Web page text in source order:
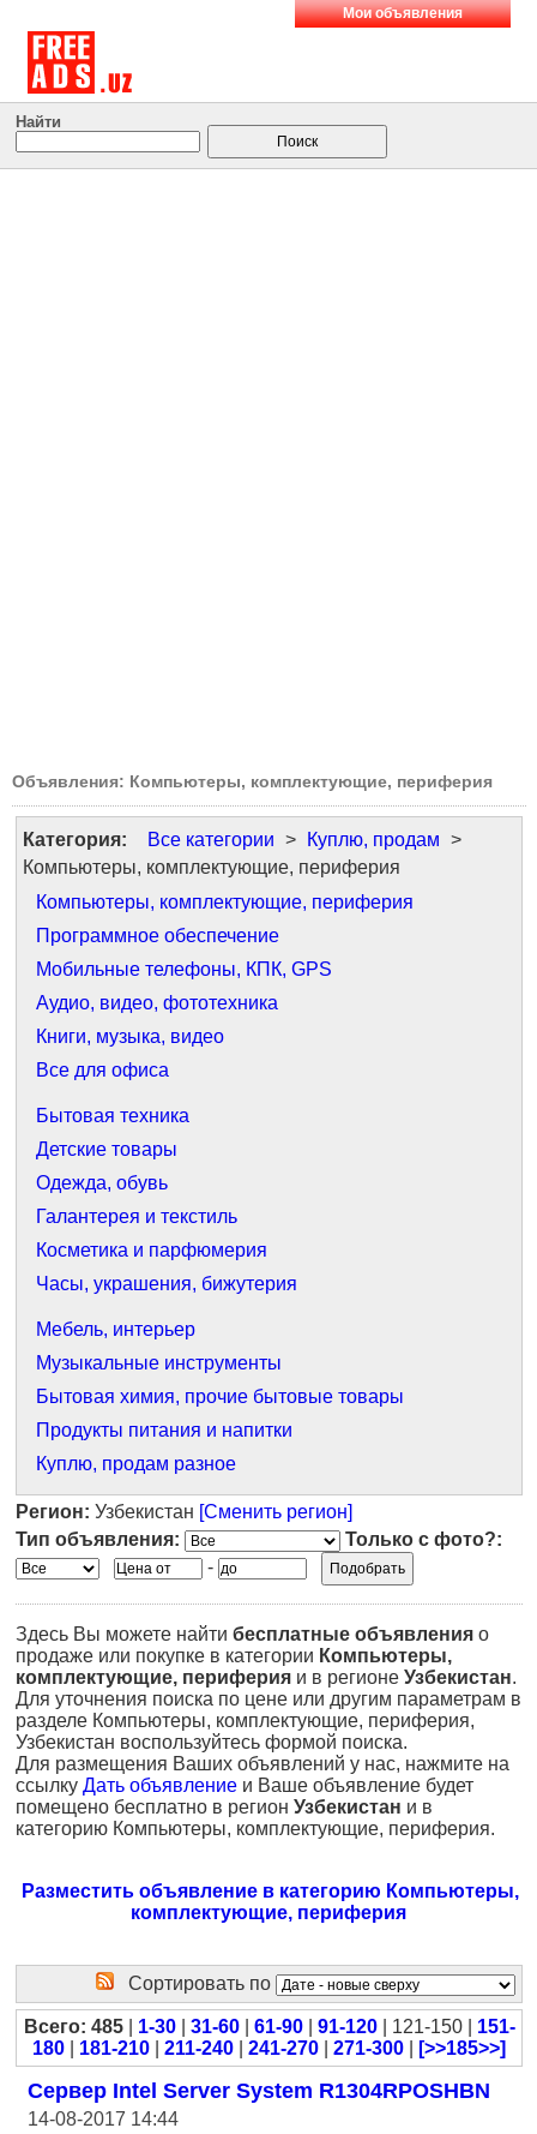
Мои объявления
Найти
Объявления: Компьютеры, комплектующие, периферия
Категория: Все категории > Куплю, продам >
Компьютеры, комплектующие, периферия
Компьютеры, комплектующие, периферия
Программное обеспечение
Мобильные телефоны, КПК, GPS
Аудио, видео, фототехника
Книги, музыка, видео
Все для офиса
Бытовая техника
Детские товары
Одежда, обувь
Галантерея и текстиль
Косметика и парфюмерия
Часы, украшения, бижутерия
Мебель, интерьер
Музыкальные инструменты
Бытовая химия, прочие бытовые товары
Продукты питания и напитки
Куплю, продам разное
Регион: Узбекистан [Сменить регион]
Тип объявления:
Только с фото?:
-
Здесь Вы можете найти бесплатные объявления о
продаже или покупке в категории Компьютеры,
комплектующие, периферия и в регионе Узбекистан.
Для уточнения поиска по цене или другим параметрам в
разделе Компьютеры, комплектующие, периферия,
Узбекистан воспользуйтесь формой поиска.
Для размещения Ваших объявлений у нас, нажмите на
ссылку Дать объявление и Ваше объявление будет
помещено бесплатно в регион Узбекистан и в
категорию Компьютеры, комплектующие, периферия.
Разместить объявление в категорию Компьютеры,
комплектующие, периферия
Сортировать по
Всего: 485| 1-30| 31-60| 61-90| 91-120| 121-150 | 151-
180
181-210 211-240 241-270 271-300 [>>185>>]
Сервер Intel Server System R1304RPOSHBN
14-08-2017 14:44